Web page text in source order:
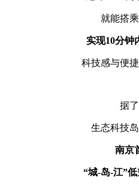
就能搭
实现10分钟
科技感与便
据
生态科技
南京
“城-岛-江”